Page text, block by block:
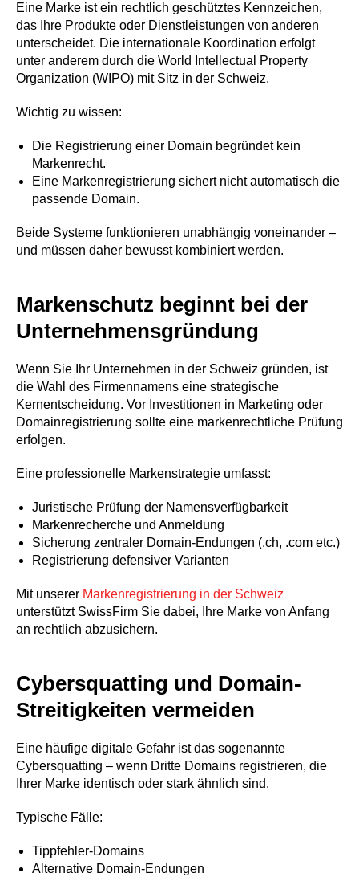
Eine Marke ist ein rechtlich geschütztes Kennzeichen,
das Ihre Produkte oder Dienstleistungen von anderen
unterscheidet. Die internationale Koordination erfolgt
unter anderem durch die World Intellectual Property
Organization (WIPO) mit Sitz in der Schweiz.
Wichtig zu wissen:
Die Registrierung einer Domain begründet kein
Markenrecht.
Eine Markenregistrierung sichert nicht automatisch die
passende Domain.
Beide Systeme funktionieren unabhängig voneinander –
und müssen daher bewusst kombiniert werden.
Markenschutz beginnt bei der
Unternehmensgründung
Wenn Sie Ihr Unternehmen in der Schweiz gründen, ist
die Wahl des Firmennamens eine strategische
Kernentscheidung. Vor Investitionen in Marketing oder
Domainregistrierung sollte eine markenrechtliche Prüfung
erfolgen.
Eine professionelle Markenstrategie umfasst:
Juristische Prüfung der Namensverfügbarkeit
Markenrecherche und Anmeldung
Sicherung zentraler Domain-Endungen (.ch, .com etc.)
Registrierung defensiver Varianten
Mit unserer Markenregistrierung in der Schweiz
unterstützt SwissFirm Sie dabei, Ihre Marke von Anfang
an rechtlich abzusichern.
Cybersquatting und Domain-
Streitigkeiten vermeiden
Eine häufige digitale Gefahr ist das sogenannte
Cybersquatting – wenn Dritte Domains registrieren, die
Ihrer Marke identisch oder stark ähnlich sind.
Typische Fälle:
Tippfehler-Domains
Alternative Domain-Endungen